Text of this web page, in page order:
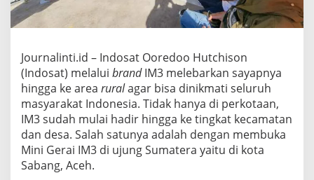
M
n
i
G
e
r
a
d
i
Journalinti.id – Indosat Ooredoo Hutchison
(Indosat) melalui brandIM3 melebarkan sayapnya
hingga ke area ruralagar bisa dinikmati seluruh
masyarakat Indonesia. Tidak hanya di perkotaan,
IM3 sudah mulai hadir hingga ke tingkat kecamatan
dan desa. Salah satunya adalah dengan membuka
Mini Gerai IM3 di ujung Sumatera yaitu di kota
Sabang, Aceh.